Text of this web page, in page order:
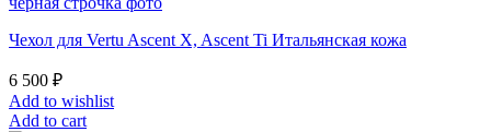
Чехол для Vertu Ascent X, Ascent Ti Итальянская кожа
6 500 ₽
Add to wishlist
Add to cart